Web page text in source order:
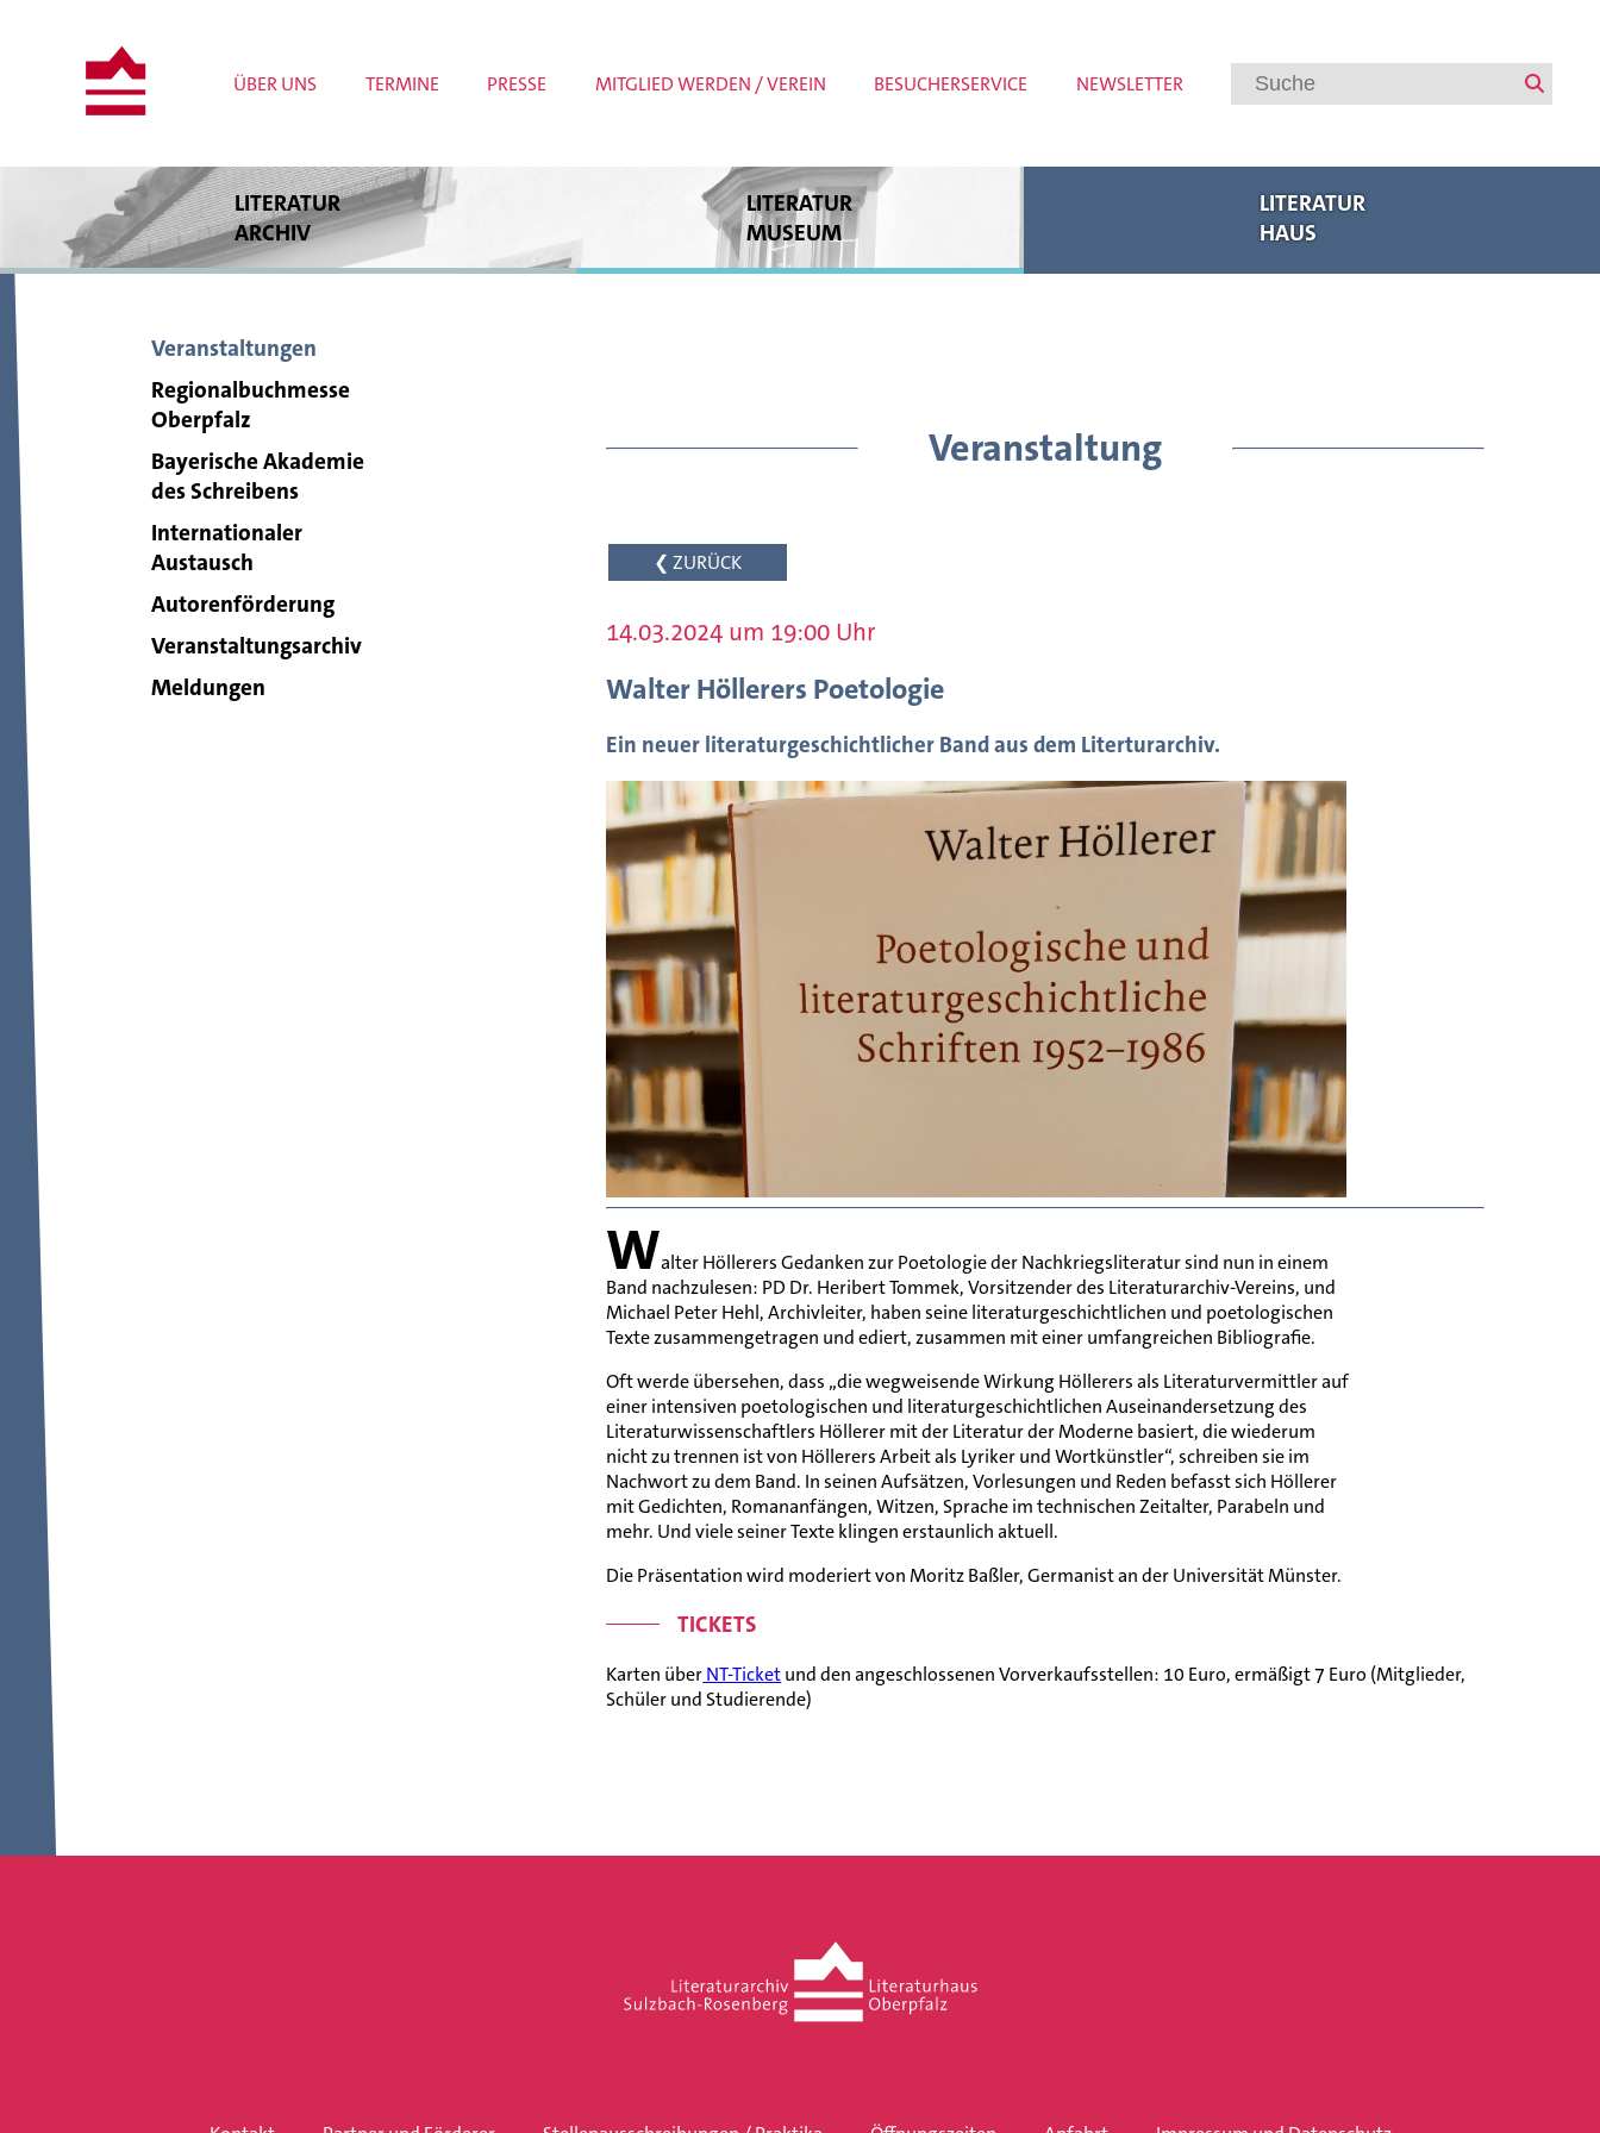
ÜBER UNS TERMINE PRESSE MITGLIED WERDEN / VEREIN BESUCHERSERVICE NEWSLETTER
LITERATUR
ARCHIV
Bestände
Archivrecherche
Publikationen
Wissenschaftliche Projekte
Tagungen und Workshops
LITERATUR
MUSEUM
Dauerausstellung
LITERATUR
HAUS
Veranstaltungen
Veranstaltungen
Regionalbuchmesse
Oberpfalz
Bayerische Akademie
des Schreibens
Internationaler
Austausch
Autorenförderung
Veranstaltungsarchiv
Meldungen
Veranstaltung
❮ ZURÜCK
14.03.2024 um 19:00 Uhr
Walter Höllerers Poetologie
Ein neuer literaturgeschichtlicher Band aus dem Literturarchiv.
Walter Höllerers Gedanken zur Poetologie der Nachkriegsliteratur sind nun in einem
Band nachzulesen: PD Dr. Heribert Tommek, Vorsitzender des Literaturarchiv-Vereins, und
Michael Peter Hehl, Archivleiter, haben seine literaturgeschichtlichen und poetologischen
Texte zusammengetragen und ediert, zusammen mit einer umfangreichen Bibliografie.
Oft werde übersehen, dass „die wegweisende Wirkung Höllerers als Literaturvermittler auf
einer intensiven poetologischen und literaturgeschichtlichen Auseinandersetzung des
Literaturwissenschaftlers Höllerer mit der Literatur der Moderne basiert, die wiederum
nicht zu trennen ist von Höllerers Arbeit als Lyriker und Wortkünstler“, schreiben sie im
Nachwort zu dem Band. In seinen Aufsätzen, Vorlesungen und Reden befasst sich Höllerer
mit Gedichten, Romananfängen, Witzen, Sprache im technischen Zeitalter, Parabeln und
mehr. Und viele seiner Texte klingen erstaunlich aktuell.
Die Präsentation wird moderiert von Moritz Baßler, Germanist an der Universität Münster.
TICKETS
Karten überNT-Ticketund den angeschlossenen Vorverkaufsstellen: 10 Euro, ermäßigt 7 Euro (Mitglieder,
Schüler und Studierende)